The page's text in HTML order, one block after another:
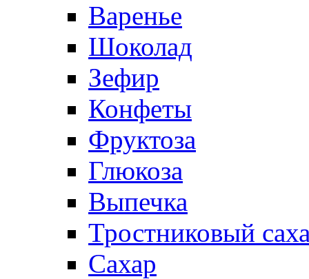
Варенье
Шоколад
Зефир
Конфеты
Фруктоза
Глюкоза
Выпечка
Тростниковый
Сахар